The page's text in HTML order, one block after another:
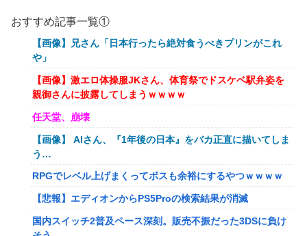
おすすめ記事一覧①
【画像】兄さん「日本行ったら絶対食うべきプリンがこれ
や」
【画像】激エロ体操服JKさん、体育祭でドスケベ駅弁姿を
親御さんに披露してしまうｗｗｗｗ
任天堂、崩壊
【画像】 AIさん、『1年後の日本』をバカ正直に描いてしま
う…
RPGでレベル上げまくってボスも余裕にするやつｗｗｗｗ
【悲報】エディオンからPS5Proの検索結果が消滅
国内スイッチ2普及ペース深刻。販売不振だった3DSに負け